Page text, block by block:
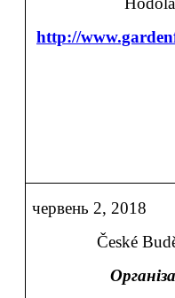
http://
червень 2, 2018
České